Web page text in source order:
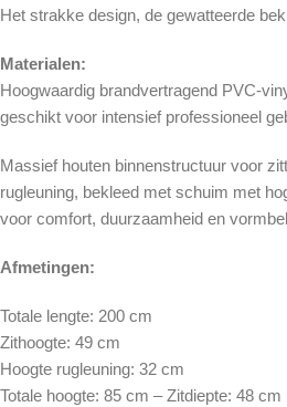
Het strakke design, de gewatteerde
Materialen:
Hoogwaardig brandvertragend PVC-
geschikt voor intensief professioneel
Massief houten binnenstructuur voor
rugleuning, bekleed met schuim met
voor comfort, duurzaamheid en
Afmetingen:
Totale lengte: 200 cm
Zithoogte: 49 cm
Hoogte rugleuning: 32 cm
Totale hoogte: 85 cm – Zitdiepte: 48 cm